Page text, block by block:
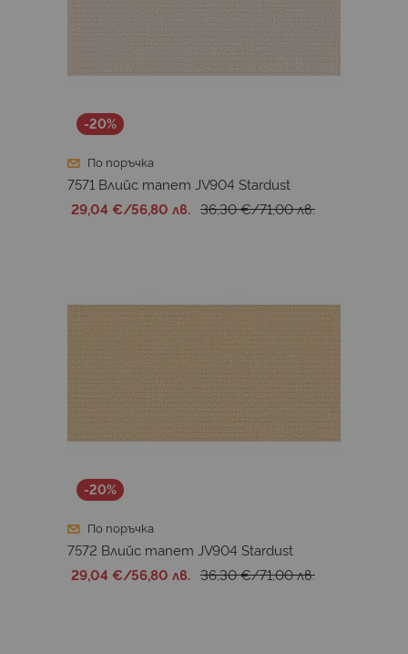
-20%
По поръчка
7571 Влийс тапет JV904 Stardust
29,04 €/56,80 лв. 36,30 €/71,00 лв.
-20%
По поръчка
7572 Влийс тапет JV904 Stardust
29,04 €/56,80 лв. 36,30 €/71,00 лв.